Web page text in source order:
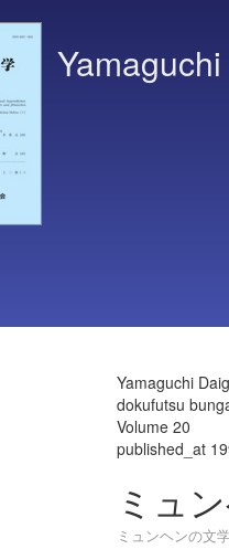
Yamaguchi
dokufutsu
Volume 20
published_at
ミュ
ミュンヘンの文